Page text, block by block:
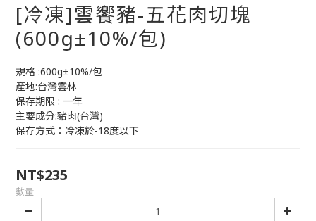
[冷凍]雲饗豬-五花肉切塊
(600g±10%/包)
規格 :600g±10%/包
產地:台灣雲林
保存期限 : 一年
主要成分:豬肉(台灣)
保存方式：冷凍於-18度以下
NT$235
數量